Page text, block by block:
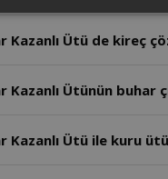
Kazanlı Ütü de kireç
Ütünün buhar
Kazanlı Ütü ile kuru